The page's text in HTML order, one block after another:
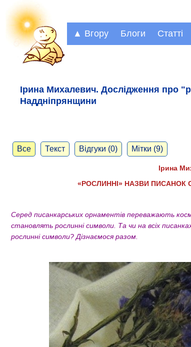
▲ Вгору Блоги Статті
Ірина Михалевич. Дослідження про
Наддніпрянщини
Все Текст Відгуки (0) Мітки (9)
Ірина
«РОСЛИННІ» НАЗВИ ПИСАНОК
Серед писанкарських орнаментів переважають
становлять рослинні символи. Та чи на всіх
рослинні символи? Дізнаємося разом.